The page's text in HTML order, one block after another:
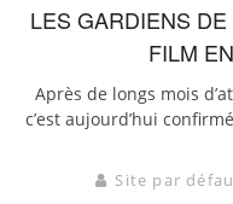
LES GARDIENS
FILM
Après de longs mois
c’est aujourd’hui
Site par